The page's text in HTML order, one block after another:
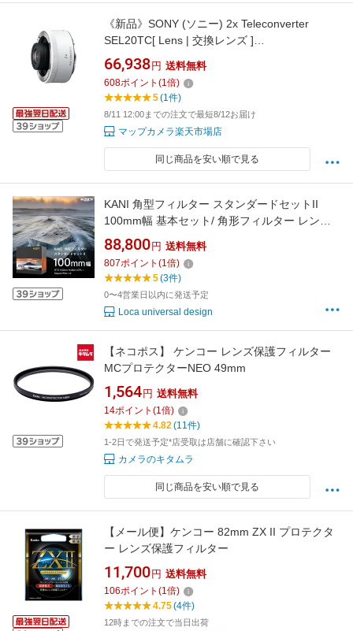
《新品》SONY (ソニー) 2x Teleconverter
SEL20TC[ Lens | 交換レンズ ]
【KK9N0D18P】
66,938 円 送料無料
608ポイント (1倍)
5(1件)
8/11 12:00までの注文で最短8/12お届け
マップカメラ楽天市場店
同じ商品を安い順で見る
KANI 角型フィルター スタンダードセットII
100mm幅 基本セット/ 角形フィルター レンズ
フィルター
88,800 円 送料無料
807ポイント (1倍)
5(3件)
0〜4営業日以内に発送予定
Loca universal design
【ネコポス】 ケンコー レンズ保護フィルター
MCプロテクターNEO 49mm
1,564 円 送料無料
14ポイント (1倍)
4.82(11件)
1-2日で発送予定*店受取は店舗に確認下さい
カメラのキタムラ
同じ商品を安い順で見る
【メール便】ケンコー 82mm ZX II プロテクタ
ー レンズ保護フィルター
11,700 円 送料無料
106ポイント (1倍)
4.75(4件)
12時までの注文で当日出荷